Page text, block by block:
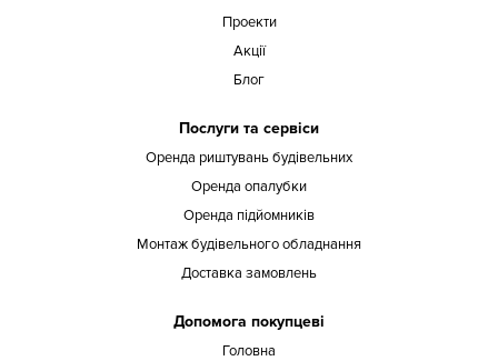
Проекти
Акції
Блог
Послуги та сервіси
Оренда риштувань будівельних
Оренда опалубки
Оренда підйомників
Монтаж будівельного обладнання
Доставка замовлень
Допомога покупцеві
Головна